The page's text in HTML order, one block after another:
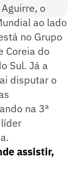
o
ao lado
no Grupo
Coreia do
Sul. Já a
disputar o
na 3ª
assistir,